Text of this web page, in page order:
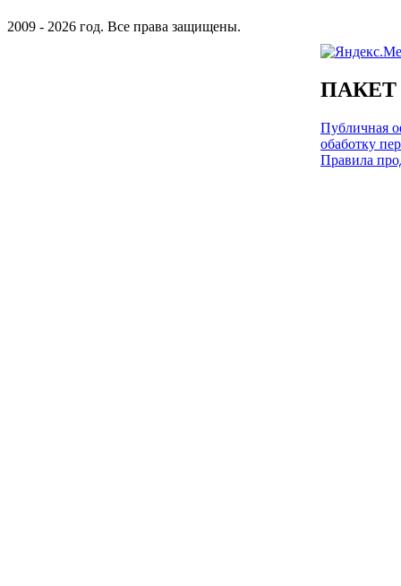
2009 - 2026 год. Все права защищены.
Публичная
обаботку
Правила